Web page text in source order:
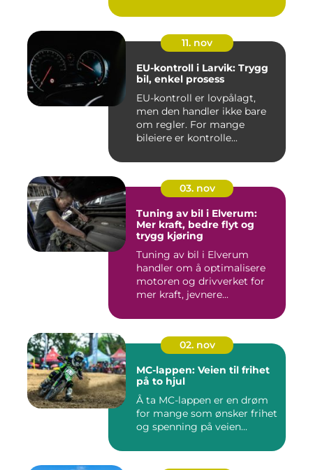
11. nov
EU-kontroll i Larvik: Trygg
bil, enkel prosess
EU-kontroll er lovpålagt,
men den handler ikke bare
om regler. For mange
bileiere er kontrolle...
03. nov
Tuning av bil i Elverum:
Mer kraft, bedre flyt og
trygg kjøring
Tuning av bil i Elverum
handler om å optimalisere
motoren og drivverket for
mer kraft, jevnere...
02. nov
MC-lappen: Veien til frihet
på to hjul
Å ta MC-lappen er en drøm
for mange som ønsker frihet
og spenning på veien...